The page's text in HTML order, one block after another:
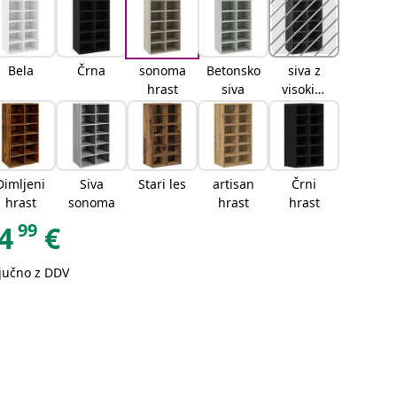
Bela Črna
sonoma
hrast
Betonsko
siva
siva z
visokim
sijajem
hrast
Siva
sonoma
Stari les
artisan
hrast
Črni
hrast
99 €
z DDV